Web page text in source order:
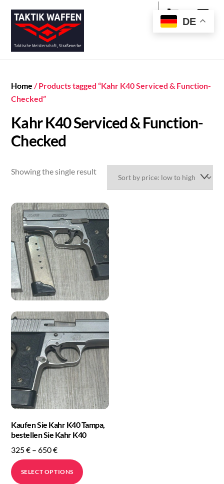
content
Cart
Home / Products tagged “Kahr K40 Serviced & Function-
Checked”
Kahr K40 Serviced & Function-
Checked
Showing the single result
Kaufen Sie Kahr K40 Tampa,
bestellen Sie Kahr K40
325€ – 650€Price
range:
325 €
SELECT OPTIONS
product
DE